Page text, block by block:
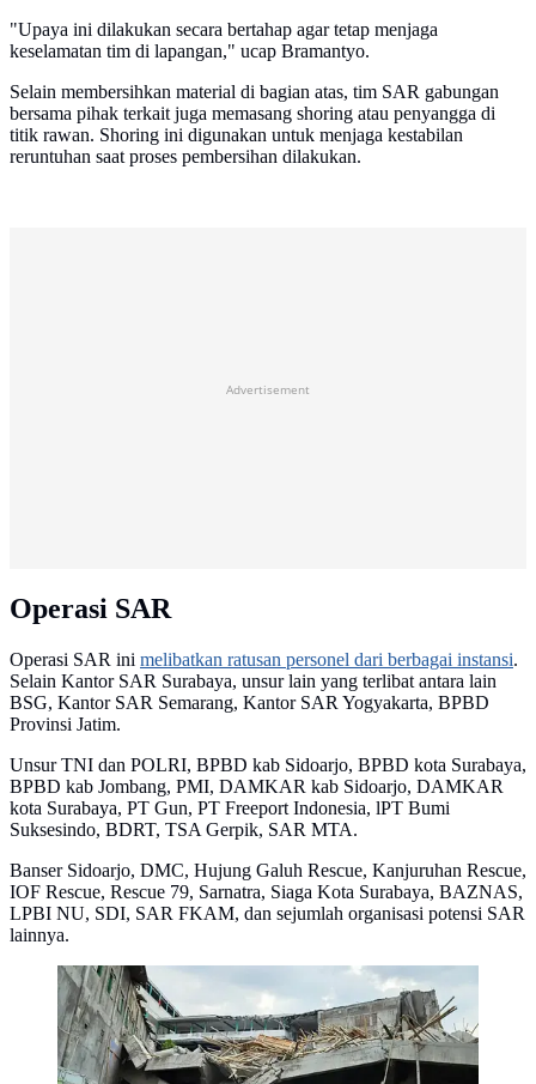
"Upaya ini dilakukan secara bertahap agar tetap menjaga
keselamatan tim di lapangan," ucap Bramantyo.
Selain membersihkan material di bagian atas, tim SAR gabungan
bersama pihak terkait juga memasang shoring atau penyangga di
titik rawan. Shoring ini digunakan untuk menjaga kestabilan
reruntuhan saat proses pembersihan dilakukan.
Advertisement
Operasi SAR
Operasi SAR ini melibatkan ratusan personel dari berbagai instansi.
Selain Kantor SAR Surabaya, unsur lain yang terlibat antara lain
BSG, Kantor SAR Semarang, Kantor SAR Yogyakarta, BPBD
Provinsi Jatim.
Unsur TNI dan POLRI, BPBD kab Sidoarjo, BPBD kota Surabaya,
BPBD kab Jombang, PMI, DAMKAR kab Sidoarjo, DAMKAR
kota Surabaya, PT Gun, PT Freeport Indonesia, lPT Bumi
Suksesindo, BDRT, TSA Gerpik, SAR MTA.
Banser Sidoarjo, DMC, Hujung Galuh Rescue, Kanjuruhan Rescue,
IOF Rescue, Rescue 79, Sarnatra, Siaga Kota Surabaya, BAZNAS,
LPBI NU, SDI, SAR FKAM, dan sejumlah organisasi potensi SAR
lainnya.